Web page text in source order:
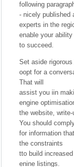
following
- nicely published
experts in the
enable your ability
to succeed.
Set aside
oopt for a
That will
assist you iin
engine
the website,
You should
for information
the constraints
tto build
enine listings.